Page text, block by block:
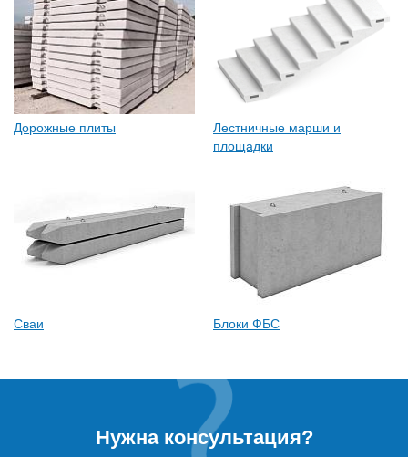
Дорожные плиты
Лестничные марши и
площадки
Сваи Блоки ФБС
Нужна консультация?